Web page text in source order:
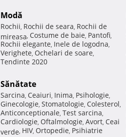
Modă
Rochii, Rochii de seara, Rochii de
mireasa, Costume de baie, Pantofi,
Rochii elegante, Inele de logodna,
Verighete, Ochelari de soare,
Tendinte 2020
Sănătate
Sarcina, Ceaiuri, Inima, Psihologie,
Ginecologie, Stomatologie, Colesterol,
Anticonceptionale, Test sarcina,
Cardiologie, Oftalmologie, Avort, Ceai
verde, HIV, Ortopedie, Psihiatrie